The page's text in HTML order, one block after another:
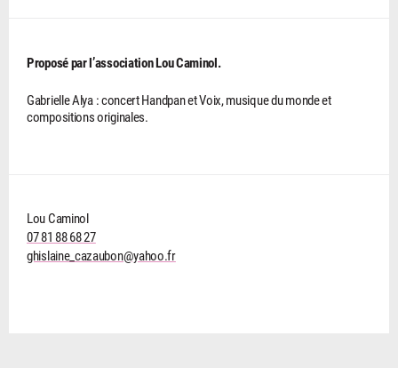
Proposé par l’association Lou Caminol.
Gabrielle Alya : concert Handpan et Voix, musique du monde et
compositions originales.
Lou Caminol
07 81 88 68 27
ghislaine_cazaubon@yahoo.fr